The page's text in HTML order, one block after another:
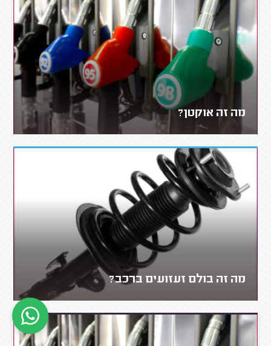
מה זה אוקטן?
מה זה בולם זעזועים ברכב?